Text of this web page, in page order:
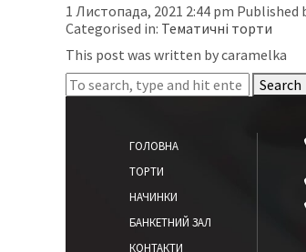
1 Листопада, 2021 2:44 pm Published
Categorised in: Тематичні торти
This post was written by caramelka
Search
ГОЛОВНА
ТОРТИ
НАЧИНКИ
БАНКЕТНИЙ ЗАЛ
КОНТАКТИ